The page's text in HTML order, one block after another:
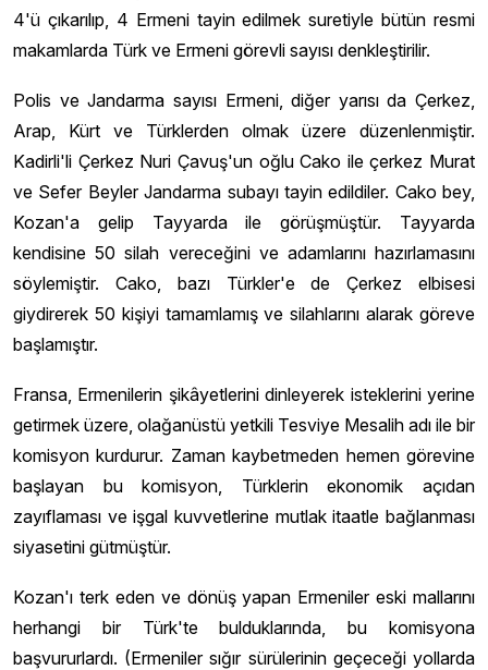
4'ü çıkarılıp, 4 Ermeni tayin edilmek suretiyle bütün resmi
makamlarda Türk ve Ermeni görevli sayısı denkleştirilir.
Polis ve Jandarma sayısı Ermeni, diğer yarısı da Çerkez,
Arap, Kürt ve Türklerden olmak üzere düzenlenmiştir.
Kadirli'li Çerkez Nuri Çavuş'un oğlu Cako ile çerkez Murat
ve Sefer Beyler Jandarma subayı tayin edildiler. Cako bey,
Kozan'a gelip Tayyarda ile görüşmüştür. Tayyarda
kendisine 50 silah vereceğini ve adamlarını hazırlamasını
söylemiştir. Cako, bazı Türkler'e de Çerkez elbisesi
giydirerek 50 kişiyi tamamlamış ve silahlarını alarak göreve
başlamıştır.
Fransa, Ermenilerin şikâyetlerini dinleyerek isteklerini yerine
getirmek üzere, olağanüstü yetkili Tesviye Mesalih adı ile bir
komisyon kurdurur. Zaman kaybetmeden hemen görevine
başlayan bu komisyon, Türklerin ekonomik açıdan
zayıflaması ve işgal kuvvetlerine mutlak itaatle bağlanması
siyasetini gütmüştür.
Kozan'ı terk eden ve dönüş yapan Ermeniler eski mallarını
herhangi bir Türk'te bulduklarında, bu komisyona
başvururlardı. (Ermeniler sığır sürülerinin geçeceği yollarda